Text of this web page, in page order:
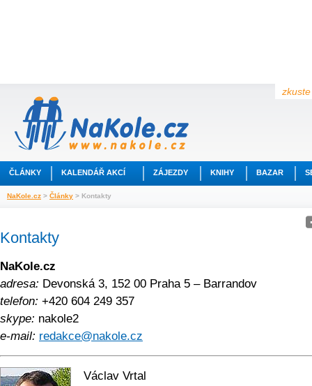
ČLÁNKY KALENDÁŘ AKCÍ ZÁJEZDY KNIHY BAZAR
NaKole.cz > Články > Kontakty
Kontakty
NaKole.cz
adresa: Devonská 3, 152 00 Praha 5 – Barrandov
telefon: +420 604 249 357
skype: nakole2
e-mail: redakce@nakole.cz
Václav Vrtal